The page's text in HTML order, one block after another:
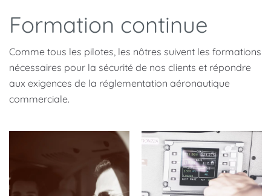
Formation continue
Comme tous les pilotes, les nôtres suivent les formations
nécessaires pour la sécurité de nos clients et répondre
aux exigences de la réglementation aéronautique
commerciale.